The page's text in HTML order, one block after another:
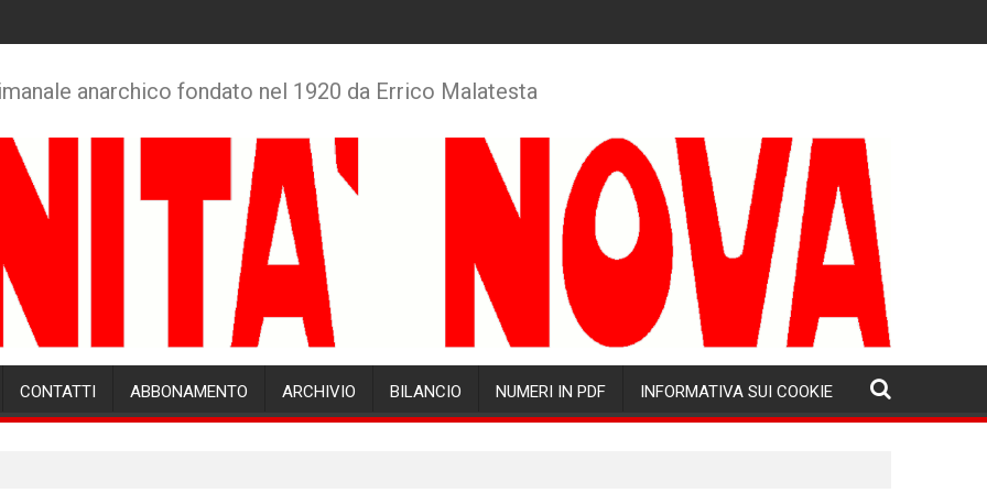
anarchico fondato nel 1920 da Errico Malatesta
CONTATTI ABBONAMENTO ARCHIVIO BILANCIO NUMERI IN PDF INFORMATIVA SUI COOKIE